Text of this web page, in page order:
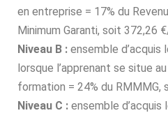
en entreprise = 17% du
Minimum Garanti, soit 372,26
Niveau B : ensemble
lorsque l’apprenant se situe
formation = 24% du RMMMG,
Niveau C : ensemble